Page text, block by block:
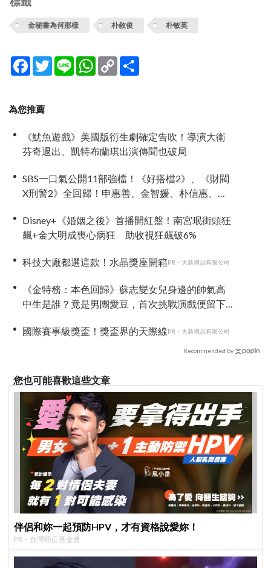
金秘書為何那樣 朴敘俊 朴敏英
Facebook
TwitterLine WhatsApp
Copy
Link
為您推薦
《魷魚遊戲》美國版衍生劇確定告吹！導演大衛
芬奇退出、凱特布蘭琪出演傳聞也破局
SBS一口氣公開11部強檔！《好搭檔2》、《財閥
X刑警2》全回歸！申惠善、金智媛、朴信惠、金
Disney+《婚姻之後》首播開紅盤！南宮珉街頭狂
飆+金大明成喪心病狂 助收視狂飆破6%
科技大廠都選這款！水晶獎座開箱PR・大新禮品有限公司
《金特務：本色回歸》蘇志燮女兒身邊的帥氣高
中生是誰？竟是男團愛豆，首次挑戰演戲便留下
國際賽事級獎盃！獎盃界的天際線PR・大新禮品有限公司
Recommended by
您也可能喜歡這些文章
伴侶和妳一起預防HPV，才有資格說愛妳！
PR・台灣癌症基金會